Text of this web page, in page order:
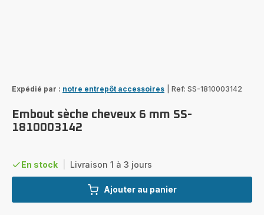
Expédié par : notre entrepôt accessoires Ref: SS-1810003142
Embout sèche cheveux 6 mm SS-
1810003142
En stock Livraison 1 à 3 jours
Ajouter au panier